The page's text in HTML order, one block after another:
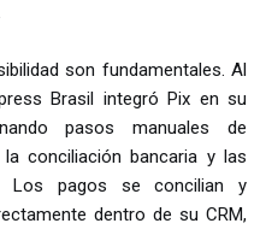
son fundamentales. Al
Brasil integró Pix en su
pasos manuales de
conciliación bancaria y las
Los pagos se concilian y
dentro de su CRM,